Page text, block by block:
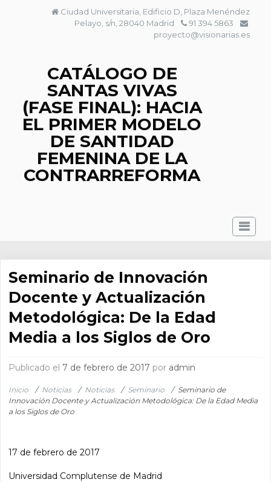
Ciudad Universitaria, Edificio D, Plaza Menéndez
Pelayo, s/n, 28040 Madrid
91 394 5863
proyecto@visionarias.es
CATÁLOGO DE
SANTAS VIVAS
(FASE FINAL): HACIA
EL PRIMER MODELO
DE SANTIDAD
FEMENINA DE LA
CONTRARREFORMA
Seminario de Innovación
Docente y Actualización
Metodológica: De la Edad
Media a los Siglos de Oro
Publicado el 7 de febrero de 2017 por admin
Inicio / Noticias / Noticias / Seminario / Seminario de
Innovación Docente y Actualización Metodológica: De la Edad Media
a los Siglos de Oro
17 de febrero de 2017
Universidad Complutense de Madrid